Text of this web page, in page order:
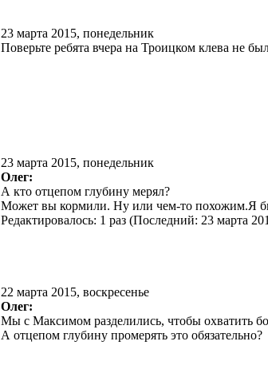
23 марта 2015, понедельник
Поверьте ребята вчера на Троицком клева не
23 марта 2015, понедельник
Олег:
А кто отцепом глубину мерял?
Может вы кормили. Ну или чем-то похожим.Я
Редактировалось: 1 раз (Последний: 23 марта
22 марта 2015, воскресенье
Олег:
Мы с Максимом разделились, чтобы охватить
А отцепом глубину промерять это обязательно?